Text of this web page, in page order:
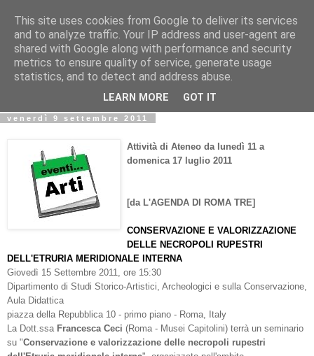
Biblio@rti in
Il Blog della Biblioteca di Area delle arti per condividere
informazioni iniziative incontri
venerdì 9 settembre 2011
Attività di Ateneo da lunedì 11 a
domenica 17 luglio 2011
[da L'AGENDA DI ROMA TRE]
CONSERVAZIONE E VALORIZZAZIONE
DELLE NECROPOLI RUPESTRI
DELL'ETRURIA MERIDIONALE INTERNA
Giovedì 15 Settembre 2011, ore 15:30
Dipartimento di Studi Storico-Artistici, Archeologici e sulla Conservazione,
Aula Didattica
piazza della Repubblica 10 - primo piano - Roma, Italy
La Dott.ssa Francesca Ceci (Roma - Musei Capitolini) terrà un seminario
su "Conservazione e valorizzazione delle necropoli rupestri
This site uses cookies from Google to deliver its services
and to analyze traffic. Your IP address and user-agent are
shared with Google along with performance and security
metrics to ensure quality of service, generate usage
statistics, and to detect and address abuse.
LEARN MORE GOT IT